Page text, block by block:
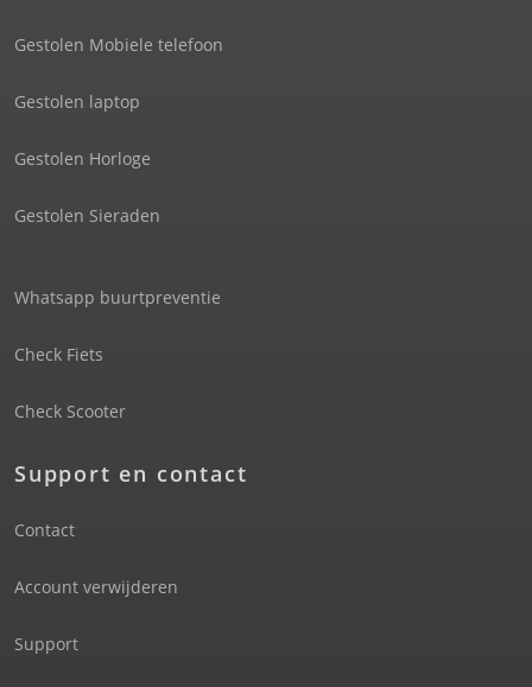
Gestolen Mobiele telefoon
Gestolen laptop
Gestolen Horloge
Gestolen Sieraden
Whatsapp buurtpreventie
Check Fiets
Check Scooter
Support en contact
Contact
Account verwijderen
Support